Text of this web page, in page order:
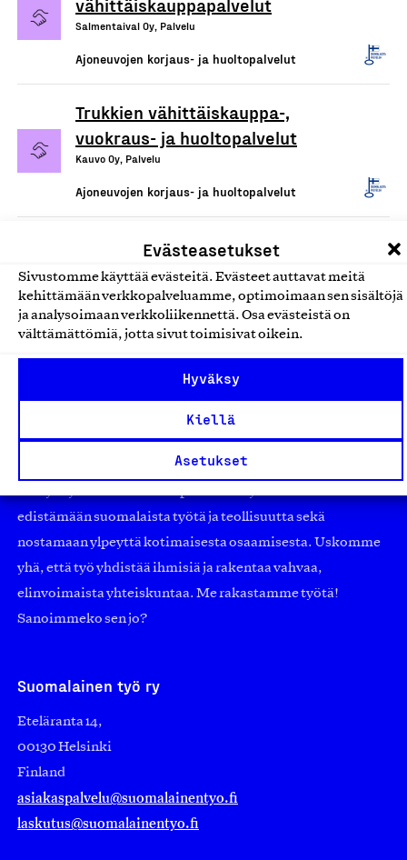
Evästeasetukset
Sivustomme käyttää evästeitä. Evästeet auttavat meitä
kehittämään verkkopalveluamme, optimoimaan sen sisältöjä
ja analysoimaan verkkoliikennettä. Osa evästeistä on
välttämättömiä, jotta sivut toimisivat oikein.
Hyväksy
Kiellä
Asetukset
vähittäiskauppapalvelut
Salmentaival Oy, Palvelu
Ajoneuvojen korjaus- ja huoltopalvelut
Trukkien vähittäiskauppa-,
vuokraus- ja huoltopalvelut
Kauvo Oy, Palvelu
Ajoneuvojen korjaus- ja huoltopalvelut
Olemme jäsentemme omistama puolueeton,
työmarkkinajärjestöistä riippumaton yhdistys.
Jäseninämme on koko suomalaisen yhteiskunnan kirjo
pienistä pajoista ja yhteisöistä kansainvälisiin
edistämään suomalaista työtä ja teollisuutta sekä
nostamaan ylpeyttä kotimaisesta osaamisesta. Uskomme
yhä, että työ yhdistää ihmisiä ja rakentaa vahvaa,
elinvoimaista yhteiskuntaa. Me rakastamme työtä!
Sanoimmeko sen jo?
Suomalainen työ ry
Eteläranta 14,
00130 Helsinki
Finland
asiakaspalvelu@suomalainentyo.fi
laskutus@suomalainentyo.fi